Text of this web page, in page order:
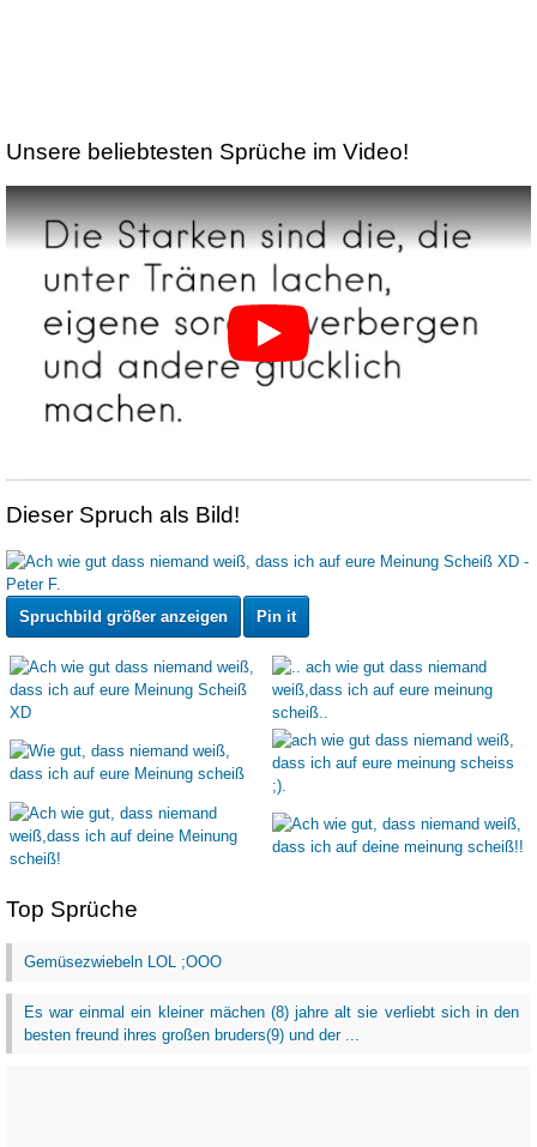
Unsere beliebtesten Sprüche im Video!
Dieser Spruch als Bild!
Spruchbild größer anzeigen Pin it
Top Sprüche
Gemüsezwiebeln LOL ;OOO
Es war einmal ein kleiner mächen (8) jahre alt sie verliebt sich in den
besten freund ihres großen bruders(9) und der ...